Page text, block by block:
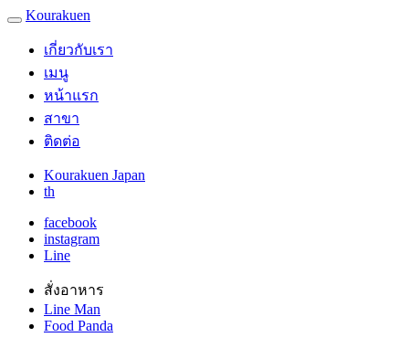
Kourakuen
เกี่ยวกับเรา
เมนู
หน้าแรก
สาขา
ติดต่อ
Kourakuen Japan
th
facebook
instagram
Line
สั่งอาหาร
Line Man
Food Panda